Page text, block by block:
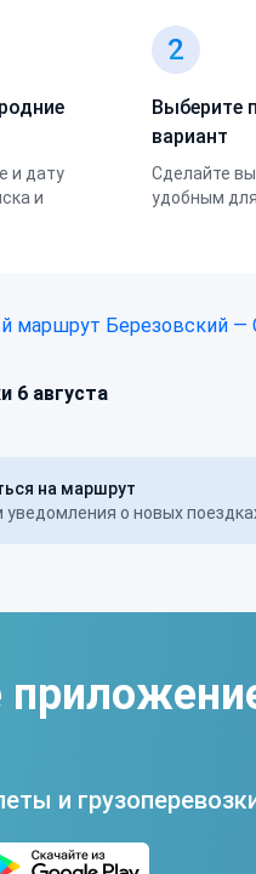
и дату
и
2
Выберите
вариант
Сделайте
удобным
маршрут Березовский —
6 августа
на маршрут
о новых
и